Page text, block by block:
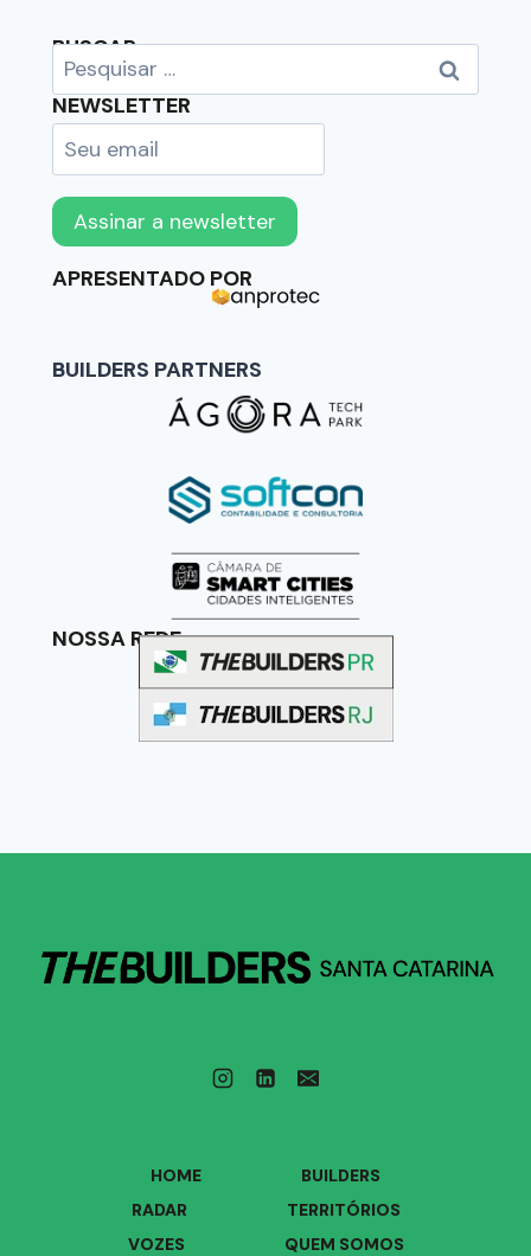
BUSCAR
NEWSLETTER
APRESENTADO POR
BUILDERS PARTNERS
NOSSA REDE
HOME
BUILDERS
RADAR
TERRITÓRIOS
VOZES
QUEM SOMOS